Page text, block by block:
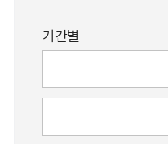
기간별